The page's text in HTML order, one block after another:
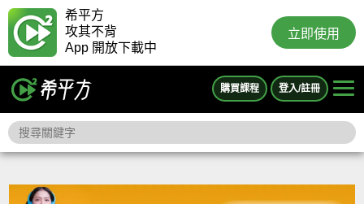
希平方
攻其不背
App 開放下載中
立即使用
購買課程 登入/註冊